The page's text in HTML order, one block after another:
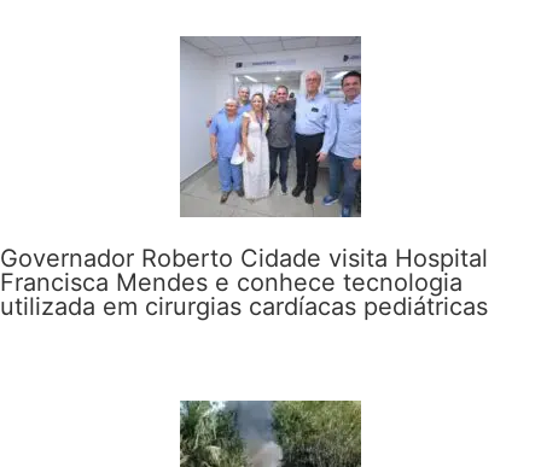
Governador Roberto Cidade visita Hospital
Francisca Mendes e conhece tecnologia
utilizada em cirurgias cardíacas pediátricas